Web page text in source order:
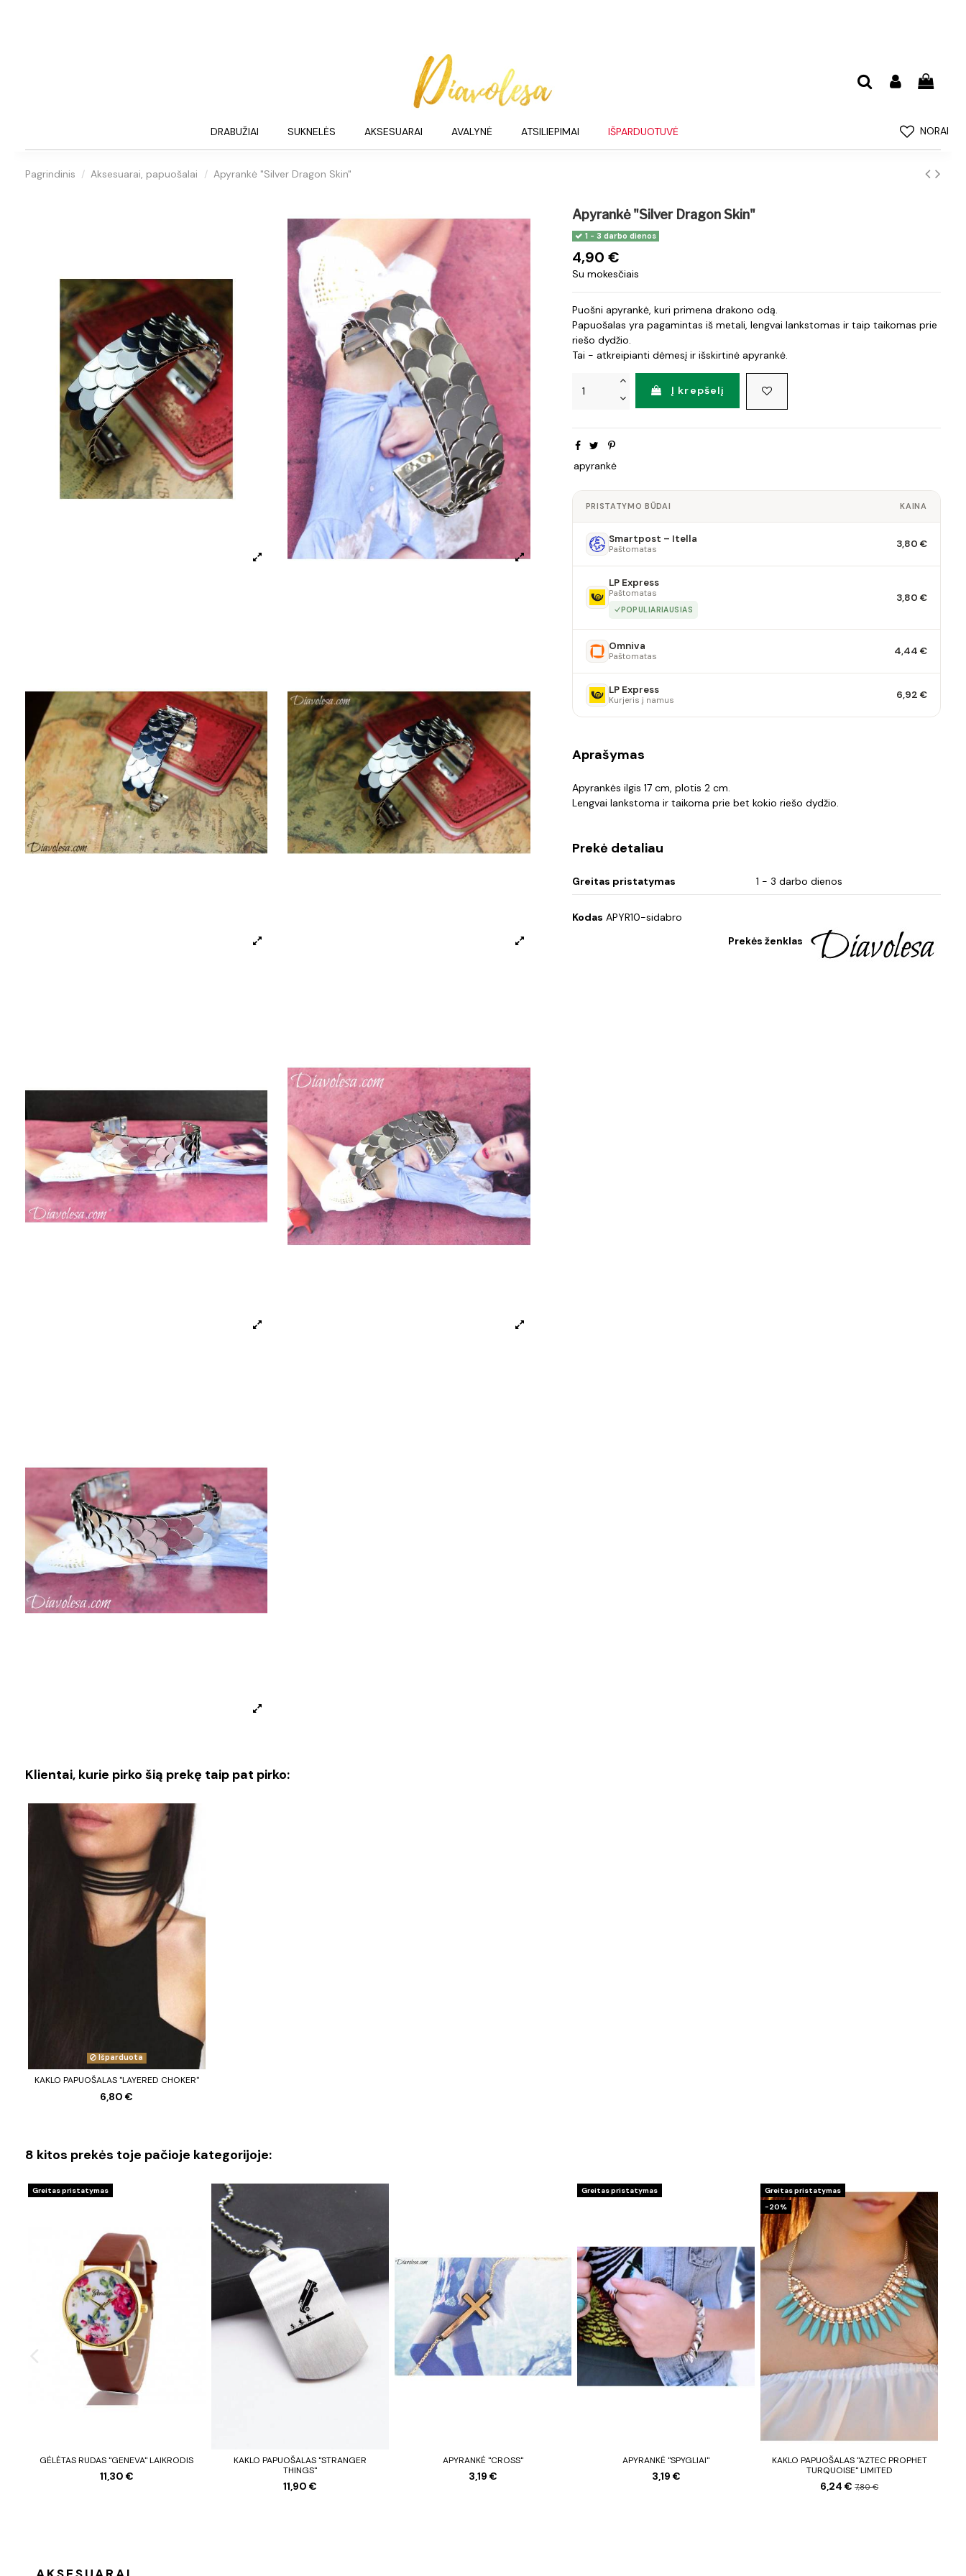
DRABUŽIAI SUKNELĖS AKSESUARAI AVALYNĖ ATSILIEPIMAI IŠPARDUOTUVĖ NORAI
Pagrindinis Aksesuarai, papuošalai Apyrankė "Silver Dragon Skin"
Apyrankė "Silver Dragon Skin"
1 - 3 darbo dienos
4,90 €
Su mokesčiais
Puošni apyrankė, kuri primena drakono odą.
Papuošalas yra pagamintas iš metali, lengvai lankstomas ir taip taikomas prie
riešo dydžio.
Tai - atkreipianti dėmesį ir išskirtinė apyrankė.
Į krepšelį
apyrankė
PRISTATYMO BŪDAI KAINA
Smartpost – Itella
Paštomatas 3,80 €
LP Express
Paštomatas
POPULIARIAUSIAS
3,80 €
Omniva
Paštomatas 4,44 €
LP Express
Kurjeris į namus 6,92 €
Aprašymas
Apyrankės ilgis 17 cm, plotis 2 cm.
Lengvai lankstoma ir taikoma prie bet kokio riešo dydžio.
Prekė detaliau
Greitas pristatymas 1 - 3 darbo dienos
Prekės ženklas
Kodas APYR10-sidabro
Klientai, kurie pirko šią prekę taip pat pirko:
Išparduota
KAKLO PAPUOŠALAS "LAYERED CHOKER"
6,80 €
8 kitos prekės toje pačioje kategorijoje:
Greitas pristatymas
GĖLĖTAS RUDAS "GENEVA" LAIKRODIS
11,30 €
KAKLO PAPUOŠALAS "STRANGER
THINGS"
11,90 €
APYRANKĖ "CROSS"
3,19 €
Greitas pristatymas
APYRANKĖ "SPYGLIAI"
3,19 €
Greitas pristatymas
−20%
KAKLO PAPUOŠALAS "AZTEC PROPHET
TURQUOISE" LIMITED
6,24 €7,80 €